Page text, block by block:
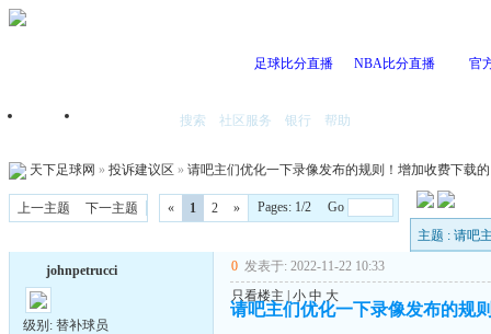
足球比分直播 NBA比分直播 官
首页 搜索 社区服务 银行 帮助
天下足球网 » 投诉建议区 » 请吧主们优化一下录像发布的规则！增加收费下载
上一主题 下一主题 « 1 2 »
Pages: 1/2 Go
主题 : 请吧
johnpetrucci
级别: 替补球员
0 发表于: 2022-11-22 10:33
只看楼主
小 中 大
请吧主们优化一下录像发布的规